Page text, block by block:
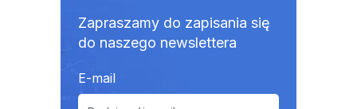
Zapraszamy do zapisania się
do naszego newslettera
E-mail